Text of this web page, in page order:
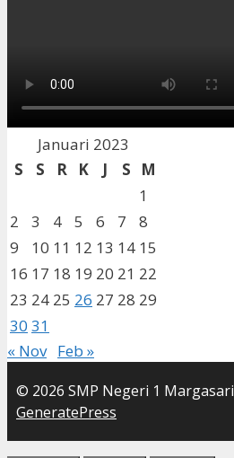
Januari 2023
S
S R K J S
M
1
2
3 4 5 6 7
8
9
10 11 12 13 14 15
16 17 18 19 20 21 22
23 24 25 26 27 28 29
30 31
« Nov Feb »
© 2026 SMP Negeri 1 Margasari
GeneratePress